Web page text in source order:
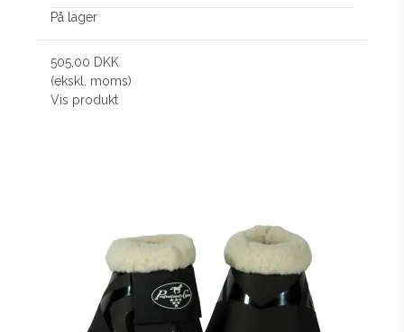
På lager
505,00 DKK
(ekskl. moms)
Vis produkt